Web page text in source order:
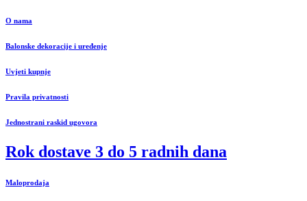
O nama
Balonske dekoracije i uređenje
Uvjeti kupnje
Pravila privatnosti
Jednostrani raskid ugovora
Rok dostave 3 do 5 radnih dana
Maloprodaja